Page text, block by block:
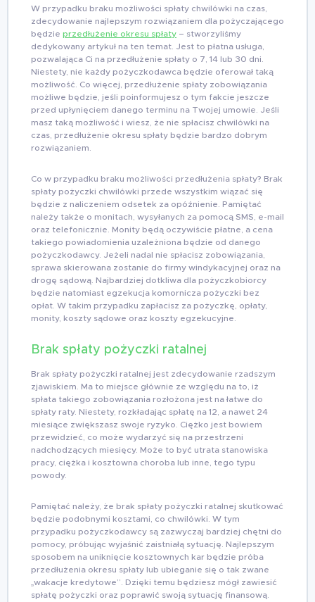
W przypadku braku możliwości spłaty chwilówki na czas,
zdecydowanie najlepszym rozwiązaniem dla pożyczającego
będzie przedłużenie okresu spłaty – stworzyliśmy
dedykowany artykuł na ten temat. Jest to płatna usługa,
pozwalająca Ci na przedłużenie spłaty o 7, 14 lub 30 dni.
Niestety, nie każdy pożyczkodawca będzie oferował taką
możliwość. Co więcej, przedłużenie spłaty zobowiązania
możliwe będzie, jeśli poinformujesz o tym fakcie jeszcze
przed upłynięciem danego terminu na Twojej umowie. Jeśli
masz taką możliwość i wiesz, że nie spłacisz chwilówki na
czas, przedłużenie okresu spłaty będzie bardzo dobrym
rozwiązaniem.
Co w przypadku braku możliwości przedłużenia spłaty? Brak
spłaty pożyczki chwilówki przede wszystkim wiązać się
będzie z naliczeniem odsetek za opóźnienie. Pamiętać
należy także o monitach, wysyłanych za pomocą SMS, e-mail
oraz telefonicznie. Monity będą oczywiście płatne, a cena
takiego powiadomienia uzależniona będzie od danego
pożyczkodawcy. Jeżeli nadal nie spłacisz zobowiązania,
sprawa skierowana zostanie do firmy windykacyjnej oraz na
drogę sądową. Najbardziej dotkliwa dla pożyczkobiorcy
będzie natomiast egzekucja komornicza pożyczki bez
opłat. W takim przypadku zapłacisz za pożyczkę, opłaty,
monity, koszty sądowe oraz koszty egzekucyjne.
Brak spłaty pożyczki ratalnej
Brak spłaty pożyczki ratalnej jest zdecydowanie rzadszym
zjawiskiem. Ma to miejsce głównie ze względu na to, iż
spłata takiego zobowiązania rozłożona jest na łatwe do
spłaty raty. Niestety, rozkładając spłatę na 12, a nawet 24
miesiące zwiększasz swoje ryzyko. Ciężko jest bowiem
przewidzieć, co może wydarzyć się na przestrzeni
nadchodzących miesięcy. Może to być utrata stanowiska
pracy, ciężka i kosztowna choroba lub inne, tego typu
powody.
Pamiętać należy, że brak spłaty pożyczki ratalnej skutkować
będzie podobnymi kosztami, co chwilówki. W tym
przypadku pożyczkodawcy są zazwyczaj bardziej chętni do
pomocy, próbując wyjaśnić zaistniałą sytuację. Najlepszym
sposobem na uniknięcie kosztownych kar będzie próba
przedłużenia okresu spłaty lub ubieganie się o tak zwane
„wakacje kredytowe”. Dzięki temu będziesz mógł zawiesić
spłatę pożyczki oraz poprawić swoją sytuację finansową.